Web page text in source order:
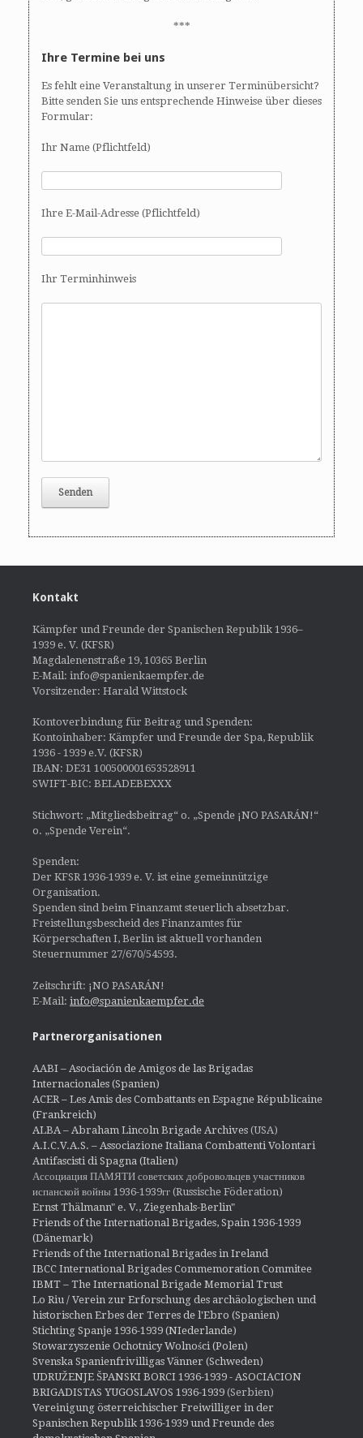
***
Ihre Termine bei uns
Es fehlt eine Veranstaltung in unserer Terminübersicht?
Bitte senden Sie uns entsprechende Hinweise über dieses
Formular:
Ihr Name (Pflichtfeld)
Ihre E-Mail-Adresse (Pflichtfeld)
Ihr Terminhinweis
Kontakt
Kämpfer und Freunde der Spanischen Republik 1936–
1939 e. V. (KFSR)
Magdalenenstraße 19, 10365 Berlin
E-Mail: info@spanienkaempfer.de
Vorsitzender: Harald Wittstock
Kontoverbindung für Beitrag und Spenden:
Kontoinhaber: Kämpfer und Freunde der Spa, Republik
1936 - 1939 e.V. (KFSR)
IBAN: DE31 100500001653528911
SWIFT-BIC: BELADEBEXXX
Stichwort: „Mitgliedsbeitrag“ o. „Spende ¡NO PASARÁN!“
o. „Spende Verein“.
Spenden:
Der KFSR 1936-1939 e. V. ist eine gemeinnützige
Organisation.
Spenden sind beim Finanzamt steuerlich absetzbar.
Freistellungsbescheid des Finanzamtes für
Körperschaften I, Berlin ist aktuell vorhanden
Steuernummer 27/670/54593.
Zeitschrift: ¡NO PASARÁN!
E-Mail: info@spanienkaempfer.de
Partnerorganisationen
AABI – Asociación de Amigos de las Brigadas
Internacionales (Spanien)
ACER – Les Amis des Combattants en Espagne Républicaine
(Frankreich)
ALBA – Abraham Lincoln Brigade Archives (USA)
A.I.C.V.A.S. – Associazione Italiana Combattenti Volontari
Antifascisti di Spagna (Italien)
Ассоциация ПАМЯТИ советских добровольцев участников
испанской войны 1936-1939гг (Russische Föderation)
Ernst Thälmann" e. V., Ziegenhals-Berlin"
Friends of the International Brigades, Spain 1936-1939
(Dänemark)
Friends of the International Brigades in Ireland
IBCC International Brigades Commemoration Commitee
IBMT – The International Brigade Memorial Trust
Lo Riu / Verein zur Erforschung des archäologischen und
historischen Erbes der Terres de l'Ebro (Spanien)
Stichting Spanje 1936-1939 (NIederlande)
Stowarzyszenie Ochotnicy Wolności (Polen)
Svenska Spanienfrivilligas Vänner (Schweden)
UDRUŽENJE ŠPANSKI BORCI 1936-1939 - ASOCIACION
BRIGADISTAS YUGOSLAVOS 1936-1939 (Serbien)
Vereinigung österreichischer Freiwilliger in der
Spanischen Republik 1936-1939 und Freunde des